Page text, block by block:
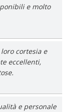
e molto
cortesia e
eccellenti,
e personale